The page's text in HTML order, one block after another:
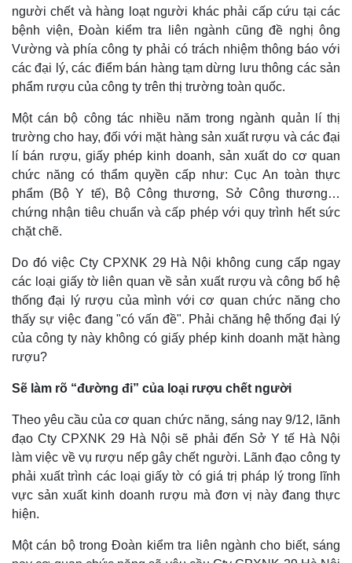
Thế giới
Quan sát
Hồ sơ
Multimedia
E-Magazine
người chết và hàng loạt người khác phải cấp cứu tại các
bệnh viện, Đoàn kiểm tra liên ngành cũng đề nghị ông
Vường và phía công ty phải có trách nhiệm thông báo với
các đại lý, các điểm bán hàng tạm dừng lưu thông các sản
phẩm rượu của công ty trên thị trường toàn quốc.
Một cán bộ công tác nhiều năm trong ngành quản lí thị
trường cho hay, đối với mặt hàng sản xuất rượu và các đại
lí bán rượu, giấy phép kinh doanh, sản xuất do cơ quan
chức năng có thẩm quyền cấp như: Cục An toàn thực
phẩm (Bộ Y tế), Bộ Công thương, Sở Công thương…
chứng nhận tiêu chuẩn và cấp phép với quy trình hết sức
chặt chẽ.
Do đó việc Cty CPXNK 29 Hà Nội không cung cấp ngay
các loại giấy tờ liên quan về sản xuất rượu và công bố hệ
thống đại lý rượu của mình với cơ quan chức năng cho
thấy sự việc đang "có vấn đề". Phải chăng hệ thống đại lý
của công ty này không có giấy phép kinh doanh mặt hàng
rượu?
Sẽ làm rõ “đường đi” của loại rượu chết người
Theo yêu cầu của cơ quan chức năng, sáng nay 9/12, lãnh
đạo Cty CPXNK 29 Hà Nội sẽ phải đến Sở Y tế Hà Nội
làm việc về vụ rượu nếp gây chết người. Lãnh đạo công ty
phải xuất trình các loại giấy tờ có giá trị pháp lý trong lĩnh
vực sản xuất kinh doanh rượu mà đơn vị này đang thực
hiện.
Một cán bộ trong Đoàn kiểm tra liên ngành cho biết, sáng